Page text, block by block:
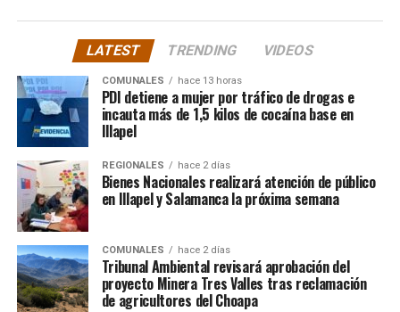
LATEST TRENDING VIDEOS
COMUNALES hace 13 horas
PDI detiene a mujer por tráfico de drogas e
incauta más de 1,5 kilos de cocaína base en
Illapel
REGIONALES hace 2 días
Bienes Nacionales realizará atención de público
en Illapel y Salamanca la próxima semana
COMUNALES hace 2 días
Tribunal Ambiental revisará aprobación del
proyecto Minera Tres Valles tras reclamación
de agricultores del Choapa